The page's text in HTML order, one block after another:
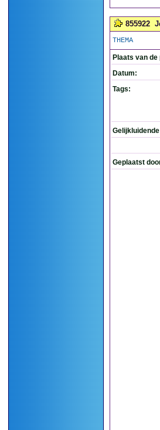
855922
THEMA
Plaats van de
Datum:
Tags:
Geplaatst